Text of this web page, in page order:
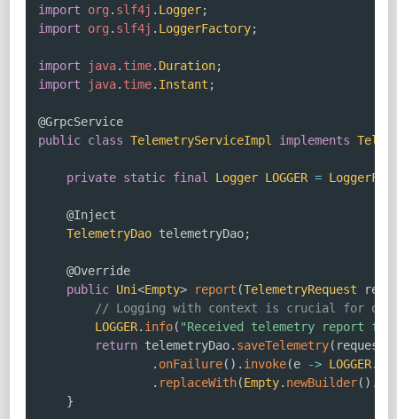
import
org. slf4j . Logger;
import
org. slf4j . LoggerFactory;
import java. time. Duration;
import
java. time. Instant ;
@GrpcService
public class TelemetryServiceImpl implements
private static final Logger LOGGER =
@Inject
TelemetryDao telemetryDao;
@Override
public Uni<Empty> report (TelemetryRequest
// Logging with context is crucial for
LOGGER. info( "Received telemetry report
return telemetryDao. saveTelemetry( request
. onFailure( ) . invoke(e -> LOGGER.
. replaceWith(Empty. newBuilder( ) .
}